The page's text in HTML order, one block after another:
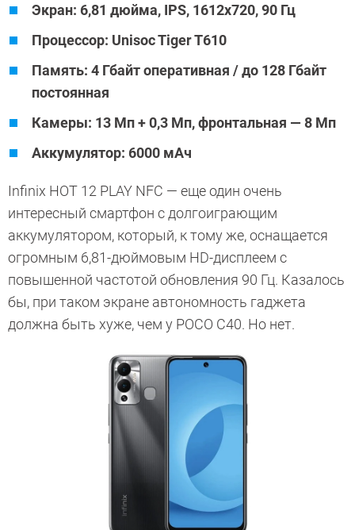
Экран: 6,81 дюйма, IPS, 1612x720, 90 Гц
Процессор: Unisoc Tiger T610
Память: 4 Гбайт оперативная / до 128 Гбайт
постоянная
Камеры: 13 Мп + 0,3 Мп, фронтальная — 8 Мп
Аккумулятор: 6000 мАч
Infinix HOT 12 PLAY NFC — еще один очень
интересный смартфон с долгоиграющим
аккумулятором, который, к тому же, оснащается
огромным 6,81-дюймовым HD-дисплеем с
повышенной частотой обновления 90 Гц. Казалось
бы, при таком экране автономность гаджета
должна быть хуже, чем у POCO C40. Но нет.